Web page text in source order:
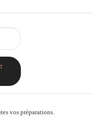
vos préparations.